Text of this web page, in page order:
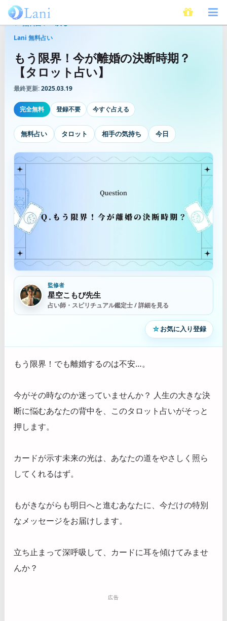
Lani 無料占い
もう限界！今が離婚の決断時期？
【タロット占い】
最終更新:2025.03.19
完全無料 登録不要 今すぐ占える
無料占い タロット 相手の気持ち 今日
監修者
星空こもぴ先生
占い師・スピリチュアル鑑定士 / 詳細を見る
☆お気に入り登録
もう限界！でも離婚するのは不安…。
今がその時なのか迷っていませんか？ 人生の大きな決
断に悩むあなたの背中を、このタロット占いがそっと
押します。
カードが示す未来の光は、あなたの道をやさしく照ら
してくれるはず。
もがきながらも明日へと進むあなたに、今だけの特別
なメッセージをお届けします。
立ち止まって深呼吸して、カードに耳を傾けてみませ
んか？
広告